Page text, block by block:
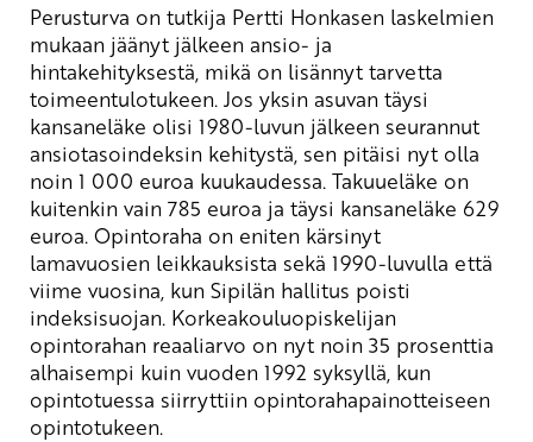
Perusturva on tutkija Pertti Honkasen laskelmien
mukaan jäänyt jälkeen ansio- ja
hintakehityksestä, mikä on lisännyt tarvetta
toimeentulotukeen. Jos yksin asuvan täysi
kansaneläke olisi 1980-luvun jälkeen seurannut
ansiotasoindeksin kehitystä, sen pitäisi nyt olla
noin 1 000 euroa kuukaudessa. Takuueläke on
kuitenkin vain 785 euroa ja täysi kansaneläke 629
euroa. Opintoraha on eniten kärsinyt
lamavuosien leikkauksista sekä 1990-luvulla että
viime vuosina, kun Sipilän hallitus poisti
indeksisuojan. Korkeakouluopiskelijan
opintorahan reaaliarvo on nyt noin 35 prosenttia
alhaisempi kuin vuoden 1992 syksyllä, kun
opintotuessa siirryttiin opintorahapainotteiseen
opintotukeen.